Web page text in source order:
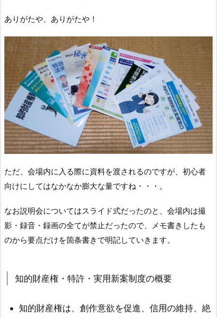
ありがたや、ありがたや！
ただ、会場内に入る際に資料を渡されるのですが、初心者
向けにしてはなかなか膨大な量ですね・・・。
なお説明会についてはスライド式だったのと、会場内は撮
影・録音・録画の全てが禁止だったので、メモ書きしたも
のから要点だけを箇条書きで明記していきます。
知的財産権・特許・実用新案制度の概要
知的財産権は、創作意欲を促進、信用の維持、絶